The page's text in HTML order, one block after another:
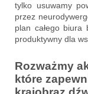
tylko usuwamy
przez
plan całego biura
produktywny dla
Rozważmy
które